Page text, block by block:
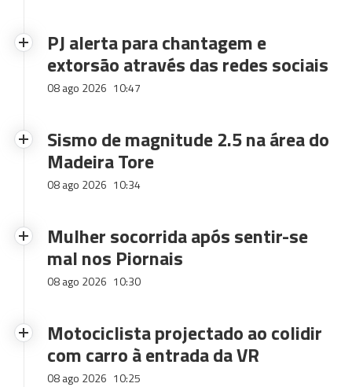
PJ alerta para chantagem e
extorsão através das redes sociais
08 ago 2026 10:47
Sismo de magnitude 2.5 na área do
Madeira Tore
08 ago 2026 10:34
Mulher socorrida após sentir-se
mal nos Piornais
08 ago 2026 10:30
Motociclista projectado ao colidir
com carro à entrada da VR
08 ago 2026 10:25